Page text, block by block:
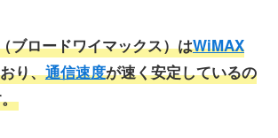
ブロードワイマックス）はWiMAX
り、通信速度が速く安定しているの